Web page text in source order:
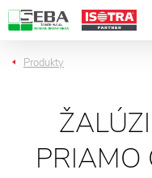
Produkty
PRIAMO